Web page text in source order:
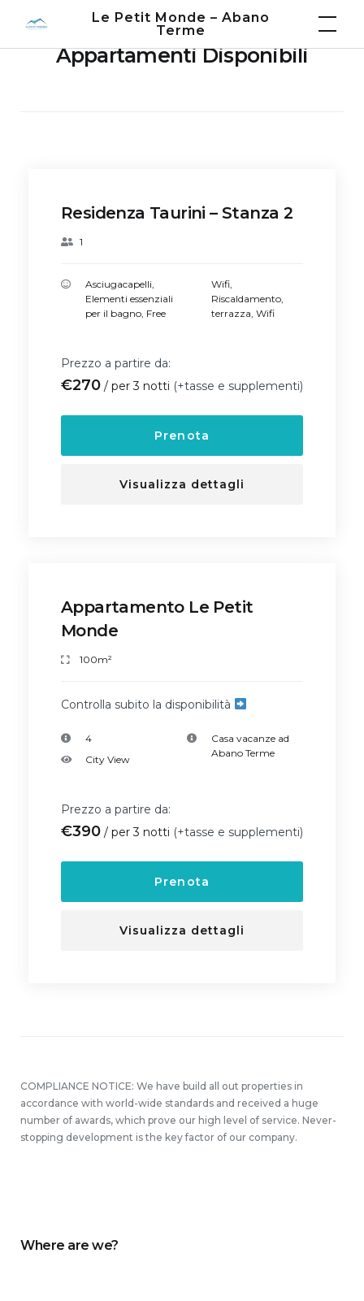
Le Petit Monde – Abano
Terme
Appartamenti Disponibili
Residenza Taurini – Stanza 2
1
Asciugacapelli,
Elementi essenziali
per il bagno, Free
Wifi,
Riscaldamento,
terrazza, Wifi
Prezzo a partire da:
€270 per 3 notti (+tasse e supplementi)
Prenota
Visualizza dettagli
Appartamento Le Petit
Monde
100m²
Controlla subito la disponibilità
4
City View
Casa vacanze ad
Abano Terme
Prezzo a partire da:
€390 per 3 notti (+tasse e supplementi)
Prenota
Visualizza dettagli
COMPLIANCE NOTICE: We have build all out properties in
accordance with world-wide standards and received a huge
number of awards, which prove our high level of service. Never-
stopping development is the key factor of our company.
Where are we?